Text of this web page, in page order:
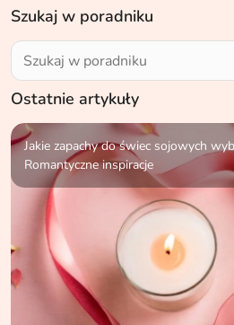
Szukaj w poradniku
Ostatnie artykuły
Jakie zapachy do świec sojowych
Romantyczne inspiracje